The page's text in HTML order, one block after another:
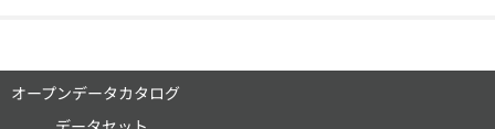
オープンデータカタログ